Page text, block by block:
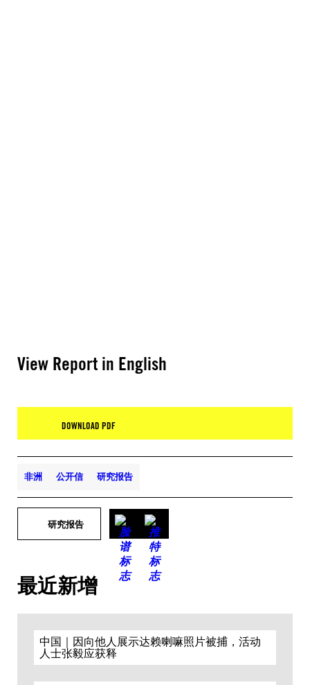
View Report in English
DOWNLOAD PDF
非洲 公开信 研究报告
研究报告
最近新增
中国｜因向他人展示达赖喇嘛照片被捕，活动
人士张毅应获释